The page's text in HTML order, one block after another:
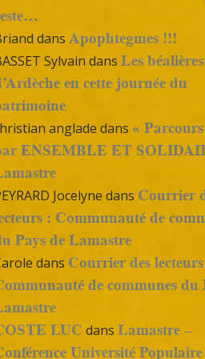
dansApophtegmes !!!
Sylvain dansLes béalières
en cette journée du
anglade dans «
ENSEMBLE ET
Jocelyne dans Courrier
: Communauté de
Pays de Lamastre
dans Courrier des
de communes du
LUC dansLamastre –
Université